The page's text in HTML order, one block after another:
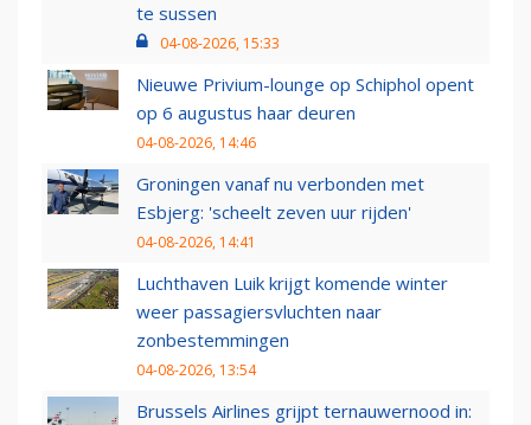
te sussen
04-08-2026, 15:33
Nieuwe Privium-lounge op Schiphol opent
op 6 augustus haar deuren
04-08-2026, 14:46
Groningen vanaf nu verbonden met
Esbjerg: 'scheelt zeven uur rijden'
04-08-2026, 14:41
Luchthaven Luik krijgt komende winter
weer passagiersvluchten naar
zonbestemmingen
04-08-2026, 13:54
Brussels Airlines grijpt ternauwernood in: